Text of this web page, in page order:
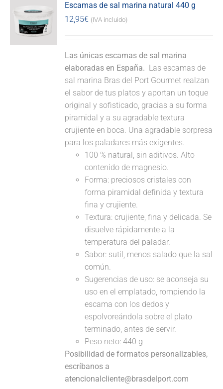
Escamas de sal marina natural 440 g
12,95€ (IVA incluido)
Las únicas escamas de sal marina
elaboradas en España. Las escamas de
sal marina Bras del Port Gourmet realzan
el sabor de tus platos y aportan un toque
original y sofisticado, gracias a su forma
piramidal y a su agradable textura
crujiente en boca. Una agradable sorpresa
para los paladares más exigentes.
100 % natural, sin aditivos. Alto
contenido de magnesio.
Forma: preciosos cristales con
forma piramidal definida y textura
fina y crujiente.
Textura: crujiente, fina y delicada. Se
disuelve rápidamente a la
temperatura del paladar.
Sabor: sutil, menos salado que la sal
común.
Sugerencias de uso: se aconseja su
uso en el emplatado, rompiendo la
escama con los dedos y
espolvoreándola sobre el plato
terminado, antes de servir.
Peso neto: 440 g
Posibilidad de formatos personalizables,
escríbanos a
atencionalcliente@brasdelport.com